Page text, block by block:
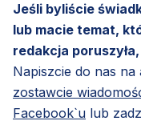
Jeśli byliście
lub macie temat,
redakcja
Napiszcie do nas na
zostawcie
Facebook`u lub